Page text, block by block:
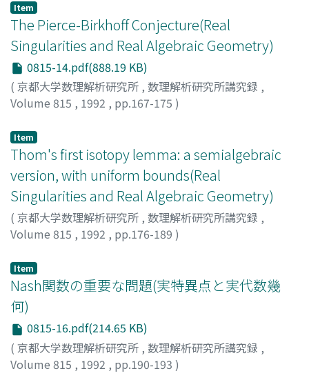
Item
The Pierce-Birkhoff Conjecture(Real
Singularities and Real Algebraic Geometry)
0815-14.pdf(888.19 KB)
( 京都大学数理解析研究所 , 数理解析研究所講究録 ,
Volume 815 , 1992 , pp.167-175 )
Item
Thom's first isotopy lemma: a semialgebraic
version, with uniform bounds(Real
Singularities and Real Algebraic Geometry)
( 京都大学数理解析研究所 , 数理解析研究所講究録 ,
Volume 815 , 1992 , pp.176-189 )
Item
Nash関数の重要な問題(実特異点と実代数幾
何)
0815-16.pdf(214.65 KB)
( 京都大学数理解析研究所 , 数理解析研究所講究録 ,
Volume 815 , 1992 , pp.190-193 )